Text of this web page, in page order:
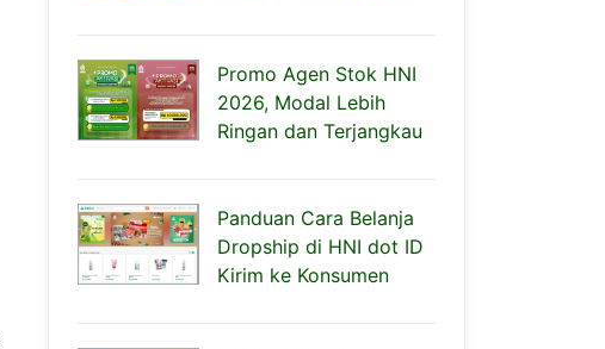
Promo Agen Stok HNI
2026, Modal Lebih
Ringan dan Terjangkau
Panduan Cara Belanja
Dropship di HNI dot ID
Kirim ke Konsumen